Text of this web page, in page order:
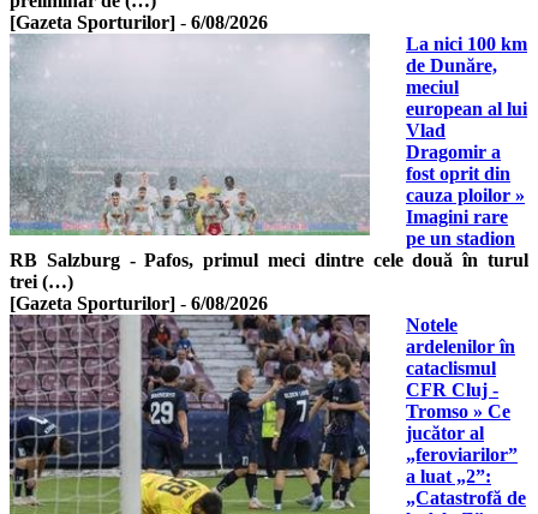
[Gazeta Sporturilor] - 6/08/2026
La nici 100 km
de Dunăre,
meciul
european al lui
Vlad
Dragomir a
fost oprit din
cauza ploilor »
Imagini rare
pe un stadion
RB Salzburg - Pafos, primul meci dintre cele două în turul
trei (…)
[Gazeta Sporturilor] - 6/08/2026
Notele
ardelenilor în
cataclismul
CFR Cluj -
Tromso » Ce
jucător al
„feroviarilor”
a luat „2”:
„Catastrofă de